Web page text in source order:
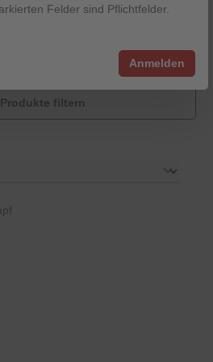
Änderungsschneiderei
Produkte filtern
Felder sind Pflichtfelder.
Anmelden